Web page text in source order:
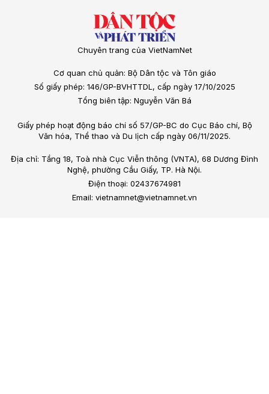
Chuyên trang của VietNamNet
Cơ quan chủ quản: Bộ Dân tộc và Tôn giáo
Số giấy phép: 146/GP-BVHTTDL, cấp ngày 17/10/2025
Tổng biên tập: Nguyễn Văn Bá
Giấy phép hoạt động báo chí số 57/GP-BC do Cục Báo chí, Bộ
Văn hóa, Thể thao và Du lịch cấp ngày 06/11/2025.
Địa chỉ: Tầng 18, Toà nhà Cục Viễn thông (VNTA), 68 Dương Đình
Nghệ, phường Cầu Giấy, TP. Hà Nội.
Điện thoại: 02437674981
Email: vietnamnet@vietnamnet.vn